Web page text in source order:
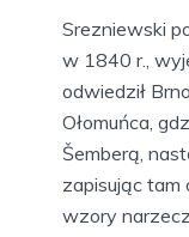
Srezniewski
w 1840 r.,
odwiedził
Ołomuńca,
Šemberą,
zapisując tam
wzory